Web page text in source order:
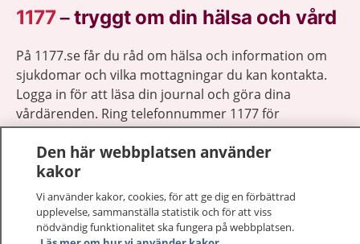
1177–tryggt om din hälsa och vård
På 1177.se får du råd om hälsa och information om
sjukdomar och vilka mottagningar du kan kontakta.
Logga in för att läsa din journal och göra dina
vårdärenden. Ring telefonnummer 1177 för
sjukvårdsrådgivning dygnet runt.
1177 ger dig råd när du vill må bättre.
Den här webbplatsen använder
kakor
Vi använder kakor, cookies, för att ge dig en förbättrad
upplevelse, sammanställa statistik och för att viss
nödvändig funktionalitet ska fungera på webbplatsen.